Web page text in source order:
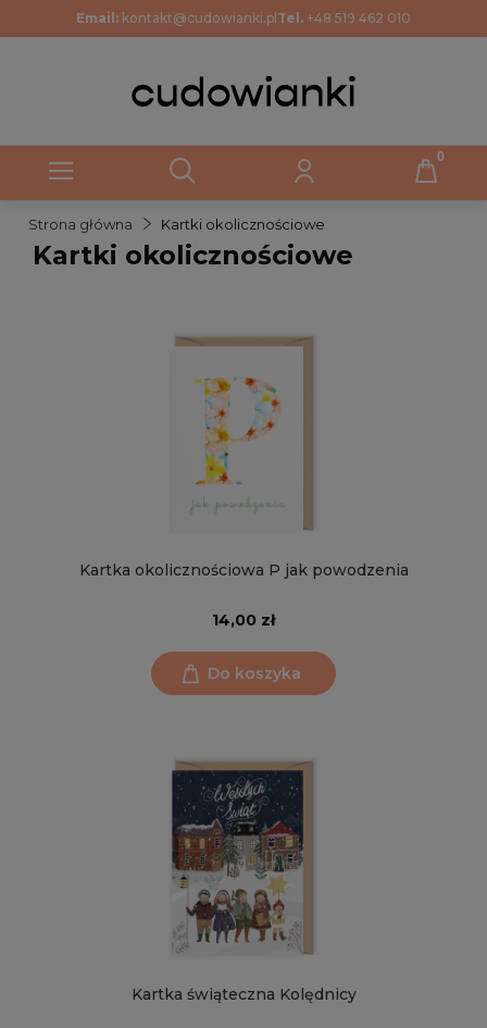
Email: kontakt@cudowianki.pl Tel. +48 519 462 010
Strona główna Kartki okolicznościowe
Kartki okolicznościowe
Kartka okolicznościowa P jak powodzenia
14,00 zł
Do koszyka
Kartka świąteczna Kolędnicy